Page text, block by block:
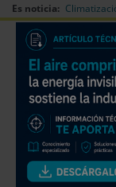
Es noticia:
Redes Sociales
Aire